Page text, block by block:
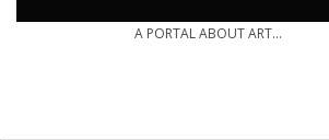
THE A PORTAL ABOUT ART...